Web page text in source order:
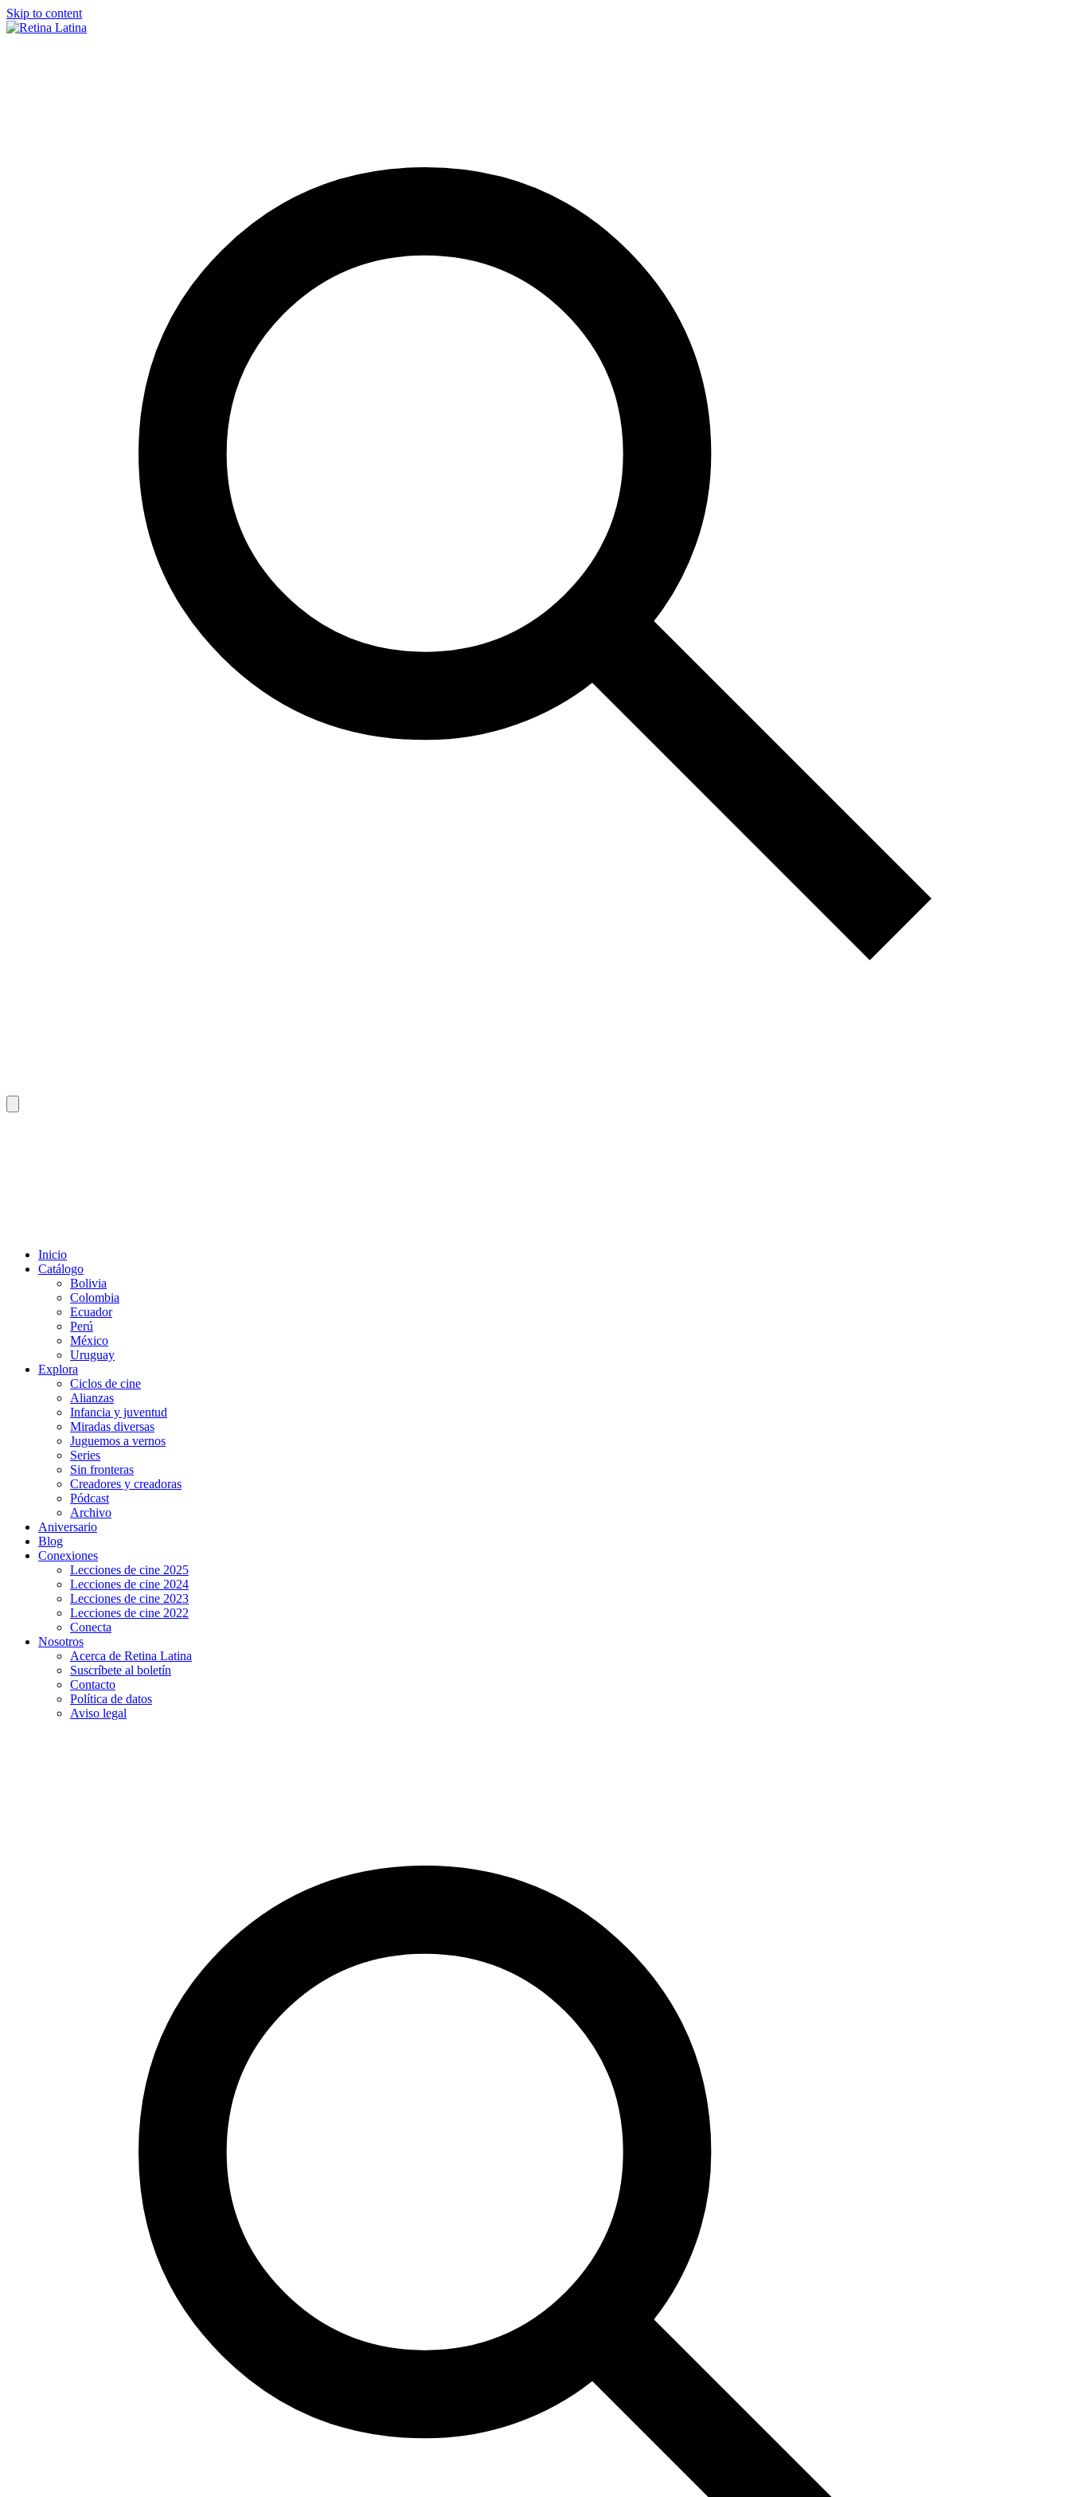
Skip to content
Inicio
Catálogo
Bolivia
Colombia
Ecuador
Perú
México
Uruguay
Explora
Ciclos de cine
Alianzas
Infancia y juventud
Miradas diversas
Juguemos a vernos
Series
Sin fronteras
Creadores y creadoras
Pódcast
Archivo
Aniversario
Blog
Conexiones
Lecciones de cine 2025
Lecciones de cine 2024
Lecciones de cine 2023
Lecciones de cine 2022
Conecta
Nosotros
Acerca de Retina Latina
Suscríbete al boletín
Contacto
Política de datos
Aviso legal